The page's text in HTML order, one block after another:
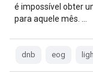
é impossível obter
para aquele mês. …
dnb eog